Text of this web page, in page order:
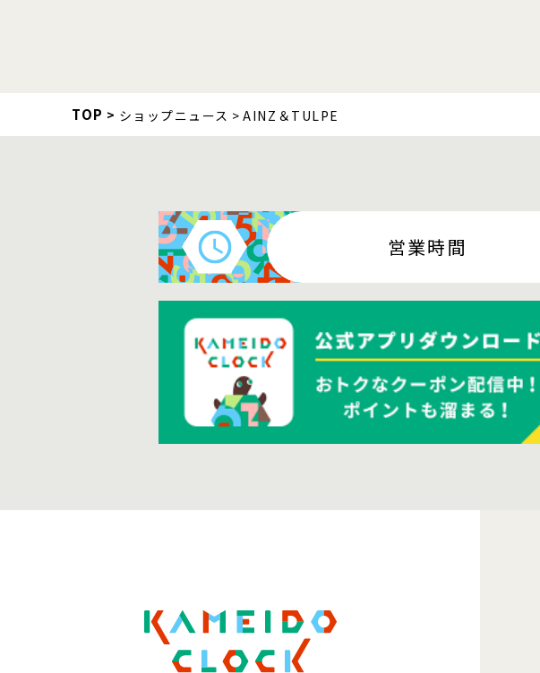
TOP ショップニュース AINZ＆TULPE
営業時間